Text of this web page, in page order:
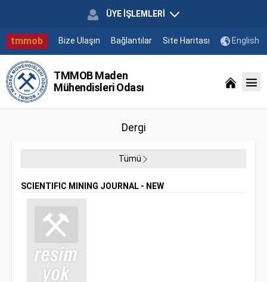
ÜYE İŞLEMLERİ
tmmob Bize Ulaşın Bağlantılar Site Haritası English
TMMOB Maden
Mühendisleri Odası
Dergi
Tümü
SCIENTIFIC MINING JOURNAL - NEW